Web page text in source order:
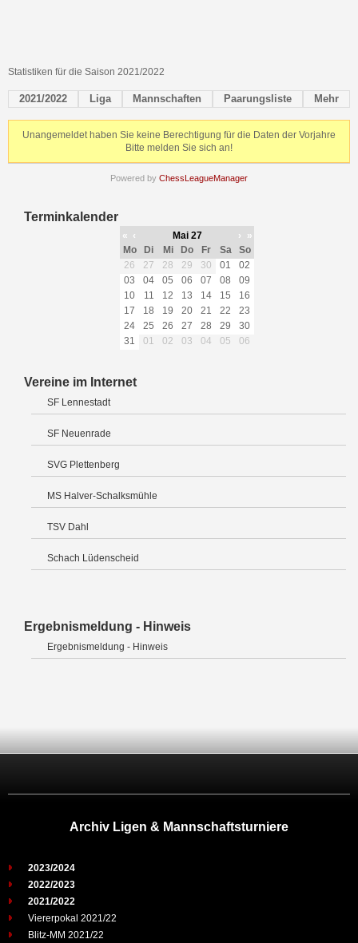
Statistiken für die Saison 2021/2022
2021/2022 Liga Mannschaften Paarungsliste Mehr
Unangemeldet haben Sie keine Berechtigung für die Daten der Vorjahre
Bitte melden Sie sich an!
Powered by ChessLeagueManager
Terminkalender
« ‹ Mai 27 ›
»
Mo
Di Mi Do Fr Sa
So
26
27 28 29 30 01
02
03
04 05 06 07 08
09
10
11 12 13 14 15
16
17
18 19 20 21 22
23
24
25 26 27 28 29
30
31
01 02 03 04 05 06
Vereine im Internet
SF Lennestadt
SF Neuenrade
SVG Plettenberg
MS Halver-Schalksmühle
TSV Dahl
Schach Lüdenscheid
Ergebnismeldung - Hinweis
Ergebnismeldung - Hinweis
Archiv Ligen & Mannschaftsturniere
2023/2024
2022/2023
2021/2022
Viererpokal 2021/22
Blitz-MM 2021/22